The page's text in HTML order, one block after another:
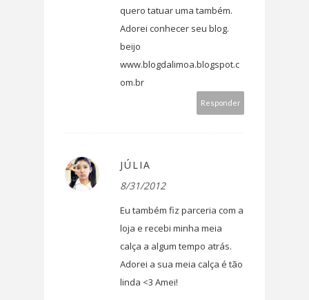
quero tatuar uma também.
Adorei conhecer seu blog.
beijo
www.blogdalimoa.blogspot.c
om.br
Responder
JÚLIA
8/31/2012
Eu também fiz parceria com a
loja e recebi minha meia
calça a algum tempo atrás.
Adorei a sua meia calça é tão
linda <3 Amei!